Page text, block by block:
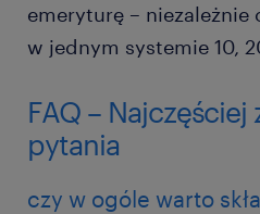
emeryturę – niezależnie
w jednym systemie 10,
FAQ – Najczęściej
pytania
czy w ogóle warto